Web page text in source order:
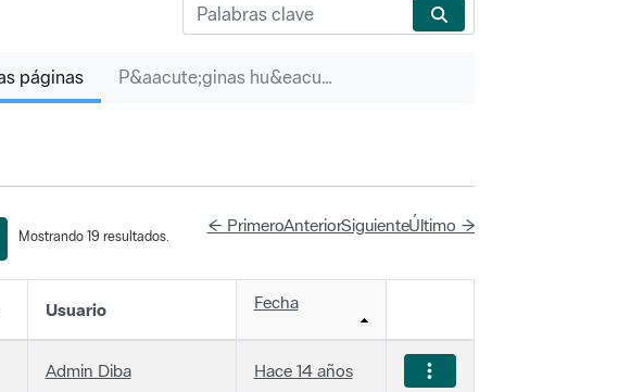
Usuario Fecha
Admin Diba Hace 14 años